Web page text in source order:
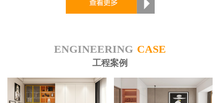
ENGINEERING CASE
工程案例